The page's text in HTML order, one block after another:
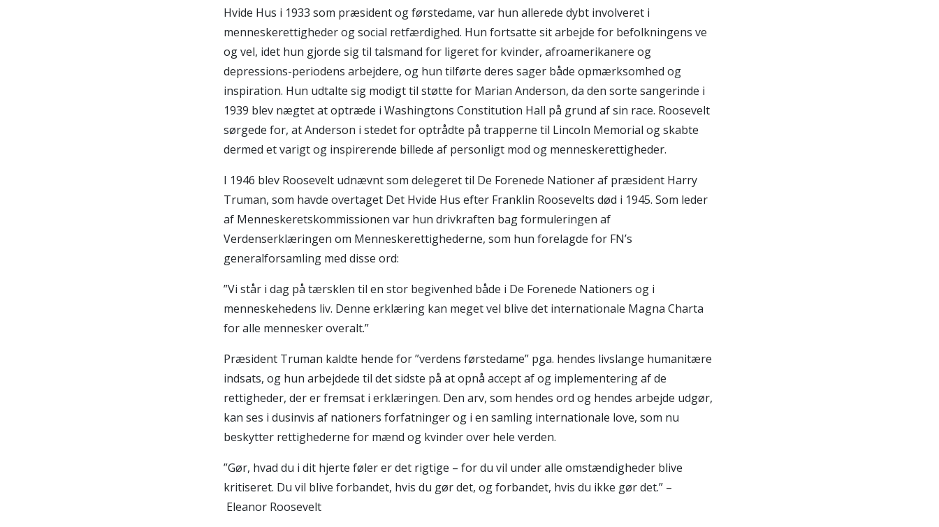
Hvide Hus i 1933 som præsident og førstedame, var hun allerede dybt involveret i
menneskerettigheder og social retfærdighed. Hun fortsatte sit arbejde for befolkningens ve
og vel, idet hun gjorde sig til talsmand for ligeret for kvinder, afroamerikanere og
depressions-periodens arbejdere, og hun tilførte deres sager både opmærksomhed og
inspiration. Hun udtalte sig modigt til støtte for Marian Anderson, da den sorte sangerinde i
1939 blev nægtet at optræde i Washingtons Constitution Hall på grund af sin race. Roosevelt
sørgede for, at Anderson i stedet for optrådte på trapperne til Lincoln Memorial og skabte
dermed et varigt og inspirerende billede af personligt mod og menneskerettigheder.
I 1946 blev Roosevelt udnævnt som delegeret til De Forenede Nationer af præsident Harry
Truman, som havde overtaget Det Hvide Hus efter Franklin Roosevelts død i 1945. Som leder
af Menneskeretskommissionen var hun drivkraften bag formuleringen af
Verdenserklæringen om Menneskerettighederne, som hun forelagde for FN’s
generalforsamling med disse ord:
”Vi står i dag på tærsklen til en stor begivenhed både i De Forenede Nationers og i
menneskehedens liv. Denne erklæring kan meget vel blive det internationale Magna Charta
for alle mennesker overalt.”
Præsident Truman kaldte hende for ”verdens førstedame” pga. hendes livslange humanitære
indsats, og hun arbejdede til det sidste på at opnå accept af og implementering af de
rettigheder, der er fremsat i erklæringen. Den arv, som hendes ord og hendes arbejde udgør,
kan ses i dusinvis af nationers forfatninger og i en samling internationale love, som nu
beskytter rettighederne for mænd og kvinder over hele verden.
”Gør, hvad du i dit hjerte føler er det rigtige – for du vil under alle omstændigheder blive
kritiseret. Du vil blive forbandet, hvis du gør det, og forbandet, hvis du ikke gør det.” –
Eleanor Roosevelt
TILMELD DIG FOR AT FÅ OPDATERINGER OG
TILMELD DIG